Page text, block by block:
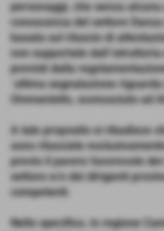
personaggi, che senza
conoscenza del settore
basata sul rilascio di
non supportate
previsti dalla
´ultima segnalazione
Ommeniello, sconosciuto ad
A tale proposito si ribadisce
sono rilasciate
previo il parere favorevole
settore e/o dei dirigenti
competenti.
Nello specifico, in regione